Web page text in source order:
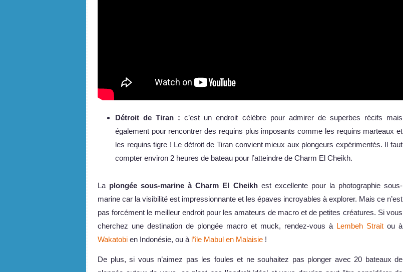
Détroit de Tiran :c’est un endroit célèbre pour admirer de superbes récifs mais
également pour rencontrer des requins plus imposants comme les requins marteaux et
les requins tigre ! Le détroit de Tiran convient mieux aux plongeurs expérimentés. Il faut
compter environ 2 heures de bateau pour l’atteindre de Charm El Cheikh.
La plongée sous-marine à Charm El Cheikhest excellente pour la photographie sous-
marine car la visibilité est impressionnante et les épaves incroyables à explorer. Mais ce n’est
pas forcément le meilleur endroit pour les amateurs de macro et de petites créatures. Si vous
cherchez une destination de plongée macro et muck, rendez-vous à Lembeh Strait ou à
Wakatobi en Indonésie, ou à l’île Mabul en Malaisie !
De plus, si vous n’aimez pas les foules et ne souhaitez pas plonger avec 20 bateaux de